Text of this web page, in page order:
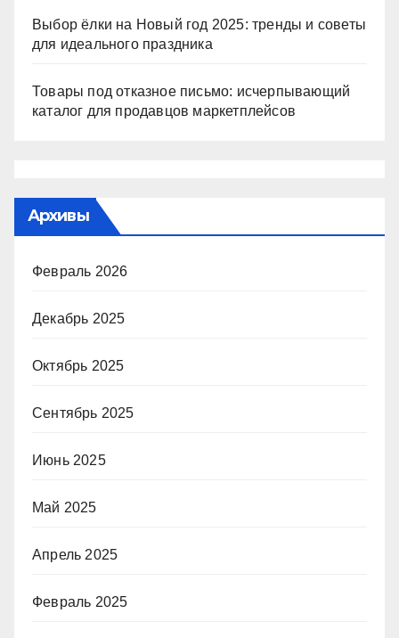
Выбор ёлки на Новый год 2025: тренды и советы
для идеального праздника
Товары под отказное письмо: исчерпывающий
каталог для продавцов маркетплейсов
Архивы
Февраль 2026
Декабрь 2025
Октябрь 2025
Сентябрь 2025
Июнь 2025
Май 2025
Апрель 2025
Февраль 2025